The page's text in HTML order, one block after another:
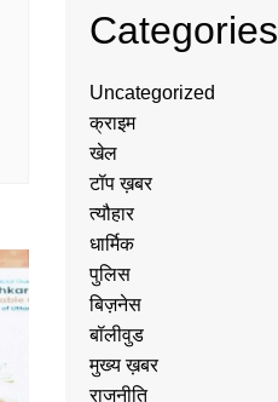
Categories
Uncategorized
क्राइम
खेल
टॉप ख़बर
त्यौहार
धार्मिक
पुलिस
बिज़नेस
बॉलीवुड
मुख्य ख़बर
राजनीति